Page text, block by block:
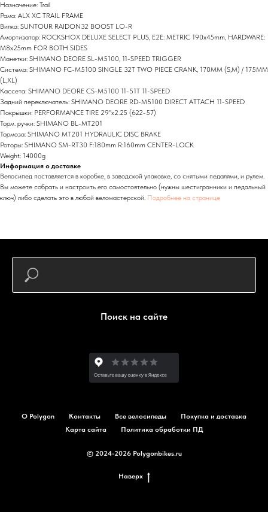
Назначение: Trail
Рама: ALX XC TRAIL FRAME
Вилка: SUNTOUR RAIDON32 BOOST LO-R
Амортизатор: ROCKSHOX DELUXE SELECT PLUS, E2E: METRIC 190x45mm, HARDWARE:
M8x25mm FOR BOTH SIDES
Манетки: SHIMANO DEORE SL-M5100, 11-SPEED TRIGGER
Система: SHIMANO FC-M5100 SINGLE 32T TWO PIECE CRANK, 170MM (S,M) / 175MM
(L,XL)
Кассета: SHIMANO DEORE CS-M5100 11-51T 11-SPEED
Задний переключатель: SHIMANO DEORE RD-M5100 DIRECT ATTACH 11-SPEED
Покрышки: PERFORMANCE TIRE 29"x2.25 (622-57)
Торм. ручки: SHIMANO BL-MT201
Тормоза: SHIMANO MT201 HYDRAULIC DISC BRAKE
Роторы: SHIMANO SM-RT30 F:180mm R:160mm CENTER-LOCK
Weight: 14000g
Информация о доставке
Велосипед поставляется в коробке, в заводской упаковке, со снятыми педалями, и рулем.
Вы можете собрать и настроить его самостоятельно (нужны шестигранники и педальный
ключ) либо сделать это в любой веломастерской. Подробнее на странице
Поиск на сайте
О Polygon Контакты Все велосипеды
Покупка и доставка
Карта сайта
Политика обработки ПД
© 2024-2026 Polygonbikes.ru
Наверх